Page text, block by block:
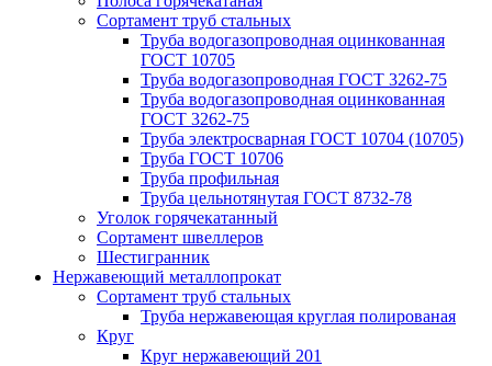
Сортамент труб стальных
Труба водогазопроводная оцинкованная
ГОСТ 10705
Труба водогазопроводная ГОСТ 3262-75
Труба водогазопроводная оцинкованная
ГОСТ 3262-75
Труба электросварная ГОСТ 10704 (10705)
Труба ГОСТ 10706
Труба профильная
Труба цельнотянутая ГОСТ 8732-78
Уголок горячекатанный
Сортамент швеллеров
Шестигранник
Нержавеющий металлопрокат
Сортамент труб стальных
Труба нержавеющая круглая полированая
Круг
Круг нержавеющий 201